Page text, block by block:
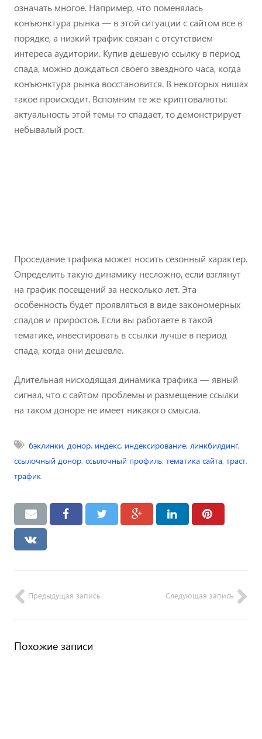
означать многое. Например, что поменялась
конъюнктура рынка — в этой ситуации с сайтом все в
порядке, а низкий трафик связан с отсутствием
интереса аудитории. Купив дешевую ссылку в период
спада, можно дождаться своего звездного часа, когда
конъюнктура рынка восстановится. В некоторых нишах
такое происходит. Вспомним те же криптовалюты:
актуальность этой темы то спадает, то демонстрирует
небывалый рост.
Проседание трафика может носить сезонный характер.
Определить такую динамику несложно, если взглянут
на график посещений за несколько лет. Эта
особенность будет проявляться в виде закономерных
спадов и приростов. Если вы работаете в такой
тематике, инвестировать в ссылки лучше в период
спада, когда они дешевле.
Длительная нисходящая динамика трафика — явный
сигнал, что с сайтом проблемы и размещение ссылки
на таком доноре не имеет никакого смысла.
бэклинки, донор, индекс, индексирование, линкбилдинг,
ссылочный донор, ссылочный профиль, тематика сайта, траст,
трафик
Предыдущая запись Следующая запись
Похожие записи